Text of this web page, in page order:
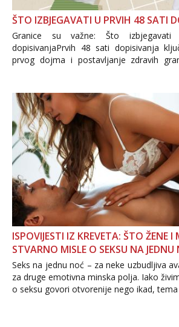
ŠTO IZBJEGAVATI U PRVIH 48 SATI
Granice su važne: Što
dopisivanjaPrvih 48 sati dopisivanja
prvog dojma i postavljanje zdravih
Važno je izbjeći prebrzo otkrivanje
informacija, jer nepoznata osoba
povjerenje. Takođe...
ISPOVIJESTI IZ KREVETA: ŠTO ŽENE I
STVARNO MISLE O SEKSU NA JEDNU
Seks na jednu noć – za neke uzbudljiva
za druge emotivna minska polja. Iako
o seksu govori otvorenije nego ikad, tema
dalje izaziva burne rasprave. Što